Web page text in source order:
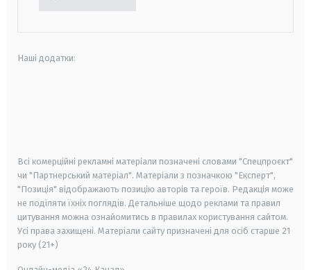
Наші додатки:
Всі комерційні рекламні матеріали позначені словами "Спецпроєкт"
чи "Партнерський матеріал". Матеріали з позначкою "Експерт",
"Позиція" відображають позицію авторів та героїв. Редакція може
не поділяти їхніх поглядів. Детальніше щодо реклами та правил
цитування можна ознайомитись в правилах користування сайтом.
Усі права захищені. Матеріали сайту призначені для осіб старше 21
року (21+)